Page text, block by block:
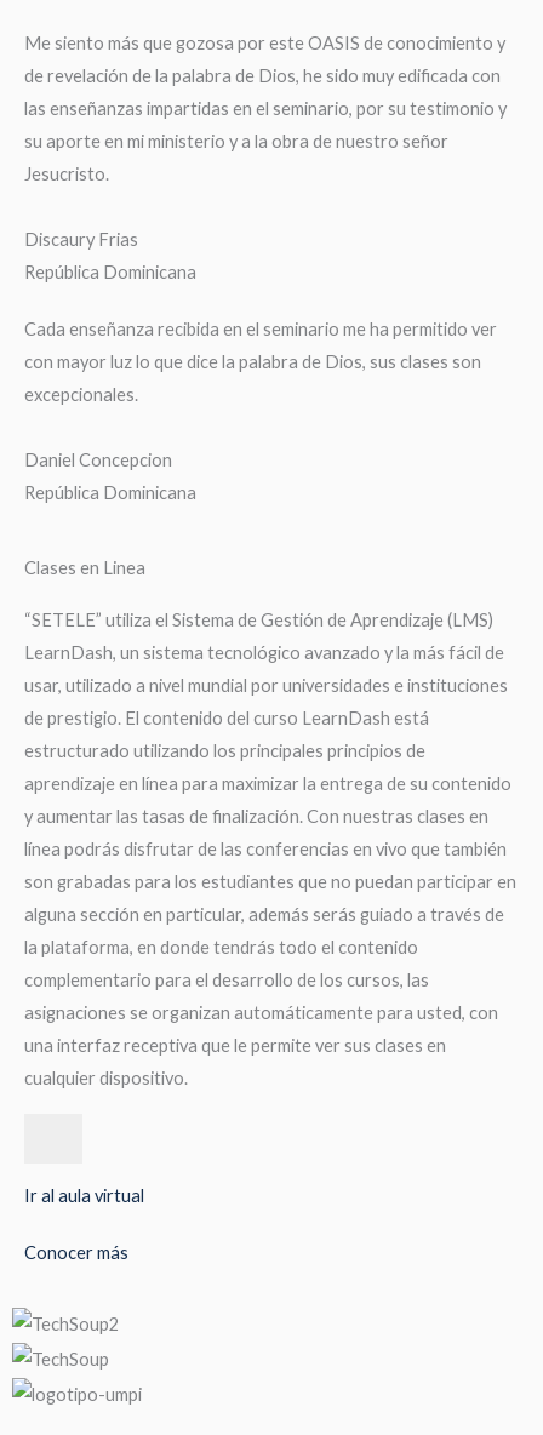
Me siento más que gozosa por este OASIS de conocimiento y
de revelación de la palabra de Dios, he sido muy edificada con
las enseñanzas impartidas en el seminario, por su testimonio y
su aporte en mi ministerio y a la obra de nuestro señor
Jesucristo.
Discaury Frias
República Dominicana
Cada enseñanza recibida en el seminario me ha permitido ver
con mayor luz lo que dice la palabra de Dios, sus clases son
excepcionales.
Daniel Concepcion
República Dominicana
Clases en Linea
“SETELE” utiliza el Sistema de Gestión de Aprendizaje (LMS)
LearnDash, un sistema tecnológico avanzado y la más fácil de
usar, utilizado a nivel mundial por universidades e instituciones
de prestigio. El contenido del curso LearnDash está
estructurado utilizando los principales principios de
aprendizaje en línea para maximizar la entrega de su contenido
y aumentar las tasas de finalización. Con nuestras clases en
línea podrás disfrutar de las conferencias en vivo que también
son grabadas para los estudiantes que no puedan participar en
alguna sección en particular, además serás guiado a través de
la plataforma, en donde tendrás todo el contenido
complementario para el desarrollo de los cursos, las
asignaciones se organizan automáticamente para usted, con
una interfaz receptiva que le permite ver sus clases en
cualquier dispositivo.
Ir al aula virtual
Conocer más